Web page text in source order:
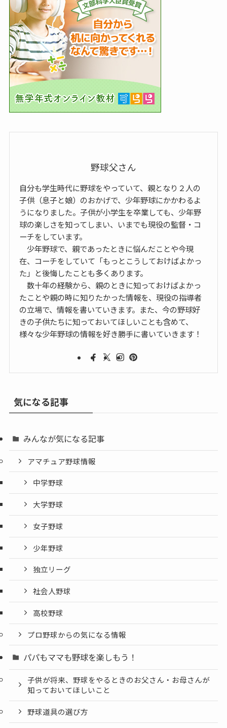
野球父さん
自分も学生時代に野球をやっていて、親となり２人の
子供（息子と娘）のおかげで、少年野球にかかわるよ
うになりました。子供が小学生を卒業しても、少年野
球の楽しさを知ってしまい、いまでも現役の監督・コ
ーチをしています。
少年野球で、親であったときに悩んだことや今現
在、コーチをしていて「もっとこうしておけばよかっ
た」と後悔したことも多くあります。
数十年の経験から、親のときに知っておけばよかっ
たことや親の時に知りたかった情報を、現役の指導者
の立場で、情報を書いていきます。また、今の野球好
きの子供たちに知っておいてほしいことも含めて、
様々な少年野球の情報を好き勝手に書いていきます！
気になる記事
みんなが気になる記事
アマチュア野球情報
中学野球
大学野球
女子野球
少年野球
独立リーグ
社会人野球
高校野球
プロ野球からの気になる情報
パパもママも野球を楽しもう！
子供が将来、野球をやるときのお父さん・お母さんが
知っておいてほしいこと
野球道具の選び方